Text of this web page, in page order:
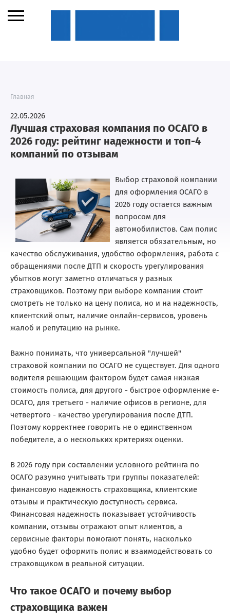
Главная
22.05.2026
Лучшая страховая компания по ОСАГО в
2026 году: рейтинг надежности и топ-4
компаний по отзывам
Выбор страховой компании
для оформления ОСАГО в
2026 году остается важным
вопросом для
автомобилистов. Сам полис
является обязательным, но
качество обслуживания, удобство оформления, работа с
обращениями после ДТП и скорость урегулирования
убытков могут заметно отличаться у разных
страховщиков. Поэтому при выборе компании стоит
смотреть не только на цену полиса, но и на надежность,
клиентский опыт, наличие онлайн-сервисов, уровень
жалоб и репутацию на рынке.
Важно понимать, что универсальной "лучшей"
страховой компании по ОСАГО не существует. Для одного
водителя решающим фактором будет самая низкая
стоимость полиса, для другого - быстрое оформление е-
ОСАГО, для третьего - наличие офисов в регионе, для
четвертого - качество урегулирования после ДТП.
Поэтому корректнее говорить не о единственном
победителе, а о нескольких критериях оценки.
В 2026 году при составлении условного рейтинга по
ОСАГО разумно учитывать три группы показателей:
финансовую надежность страховщика, клиентские
отзывы и практическую доступность сервиса.
Финансовая надежность показывает устойчивость
компании, отзывы отражают опыт клиентов, а
сервисные факторы помогают понять, насколько
удобно будет оформить полис и взаимодействовать со
страховщиком в реальной ситуации.
Что такое ОСАГО и почему выбор
страховщика важен